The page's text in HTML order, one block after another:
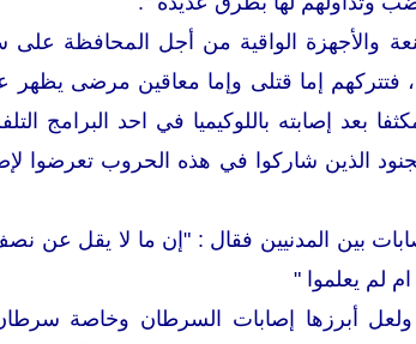
والأجهزة الواقية من أجل المحافظة
فتتركهم إما قتلى وإما معاقين مرضى يظهر
بعد إصابته باللوكيميا في احد البرامج
الذين شاركوا في هذه الحروب تعرضوا
بين المدنيين فقال : "إن ما لا يقل
لم يعلموا "
1991 العديد من الإصابات ولعل أبرزها إصابات السرطان